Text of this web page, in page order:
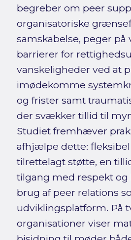
begreber om peer
organisatoriske
samskabelse, peger
barrierer for
vanskeligheder ved at
imødekomme
og frister samt
der svækker tillid til
Studiet fremhæver
afhjælpe dette:
tilrettelagt støtte, en
tilgang med respekt
brug af peer relations
udviklingsplatform. På
organisationer viser